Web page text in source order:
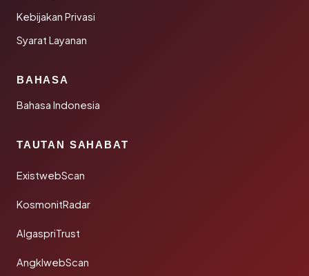
Kebijakan Privasi
Syarat Layanan
BAHASA
Bahasa Indonesia
TAUTAN SAHABAT
ExistwebScan
KosmonitRadar
AlgaspriTrust
AngklwebScan